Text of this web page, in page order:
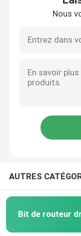
Nous
AUTRES
Bit de routeur